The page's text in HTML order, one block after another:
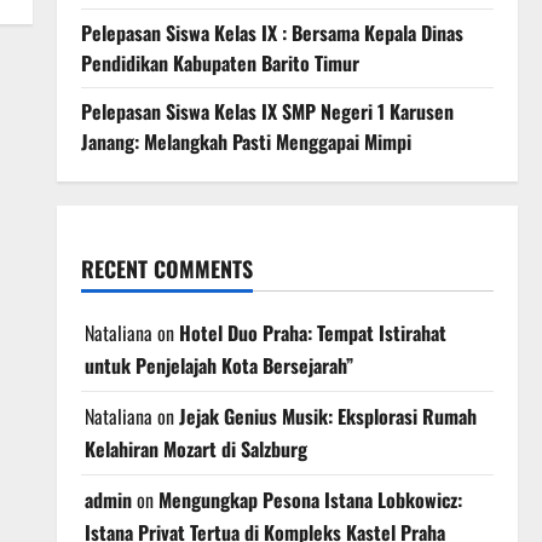
Pelepasan Siswa Kelas IX : Bersama Kepala Dinas
Pendidikan Kabupaten Barito Timur
Pelepasan Siswa Kelas IX SMP Negeri 1 Karusen
Janang: Melangkah Pasti Menggapai Mimpi
RECENT COMMENTS
Nataliana on Hotel Duo Praha: Tempat Istirahat
untuk Penjelajah Kota Bersejarah”
Nataliana onJejak Genius Musik: Eksplorasi Rumah
Kelahiran Mozart di Salzburg
adminon Mengungkap Pesona Istana Lobkowicz:
Istana Privat Tertua di Kompleks Kastel Praha